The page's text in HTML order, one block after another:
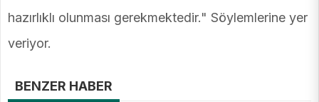
hazırlıklı olunması gerekmektedir." Söylemlerine yer
veriyor.
BENZER HABER